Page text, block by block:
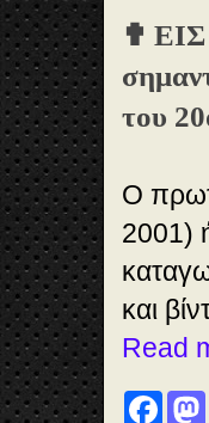
✟
του
Ο
2001)
και
Read
F